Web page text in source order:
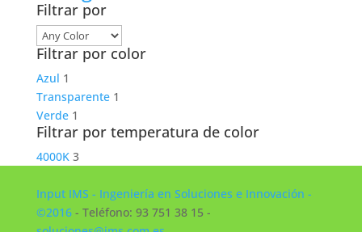
Filtrar por
Filtrar por color
Azul 1
Transparente 1
Verde 1
Filtrar por temperatura de color
4000K 3
Input IMS - Ingeniería en Soluciones e Innovación -
©2016- Teléfono: 93 751 38 15 -